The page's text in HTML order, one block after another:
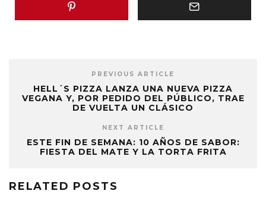
PREVIOUS ARTICLE
HELL´S PIZZA LANZA UNA NUEVA PIZZA
VEGANA Y, POR PEDIDO DEL PÚBLICO, TRAE
DE VUELTA UN CLÁSICO
NEXT ARTICLE
ESTE FIN DE SEMANA: 10 AÑOS DE SABOR:
FIESTA DEL MATE Y LA TORTA FRITA
RELATED POSTS